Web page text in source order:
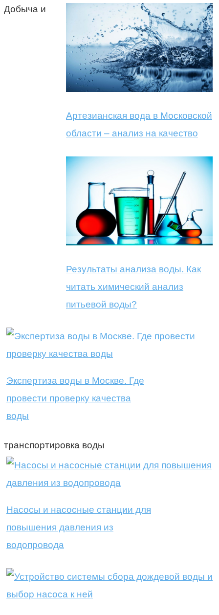
Артезианская вода в Московской
области – анализ на качество
Результаты анализа воды. Как
читать химический анализ
питьевой воды?
Экспертиза воды в Москве. Где
провести проверку качества
воды
Добыча и
транспортировка воды
Насосы и насосные станции для
повышения давления из
водопровода